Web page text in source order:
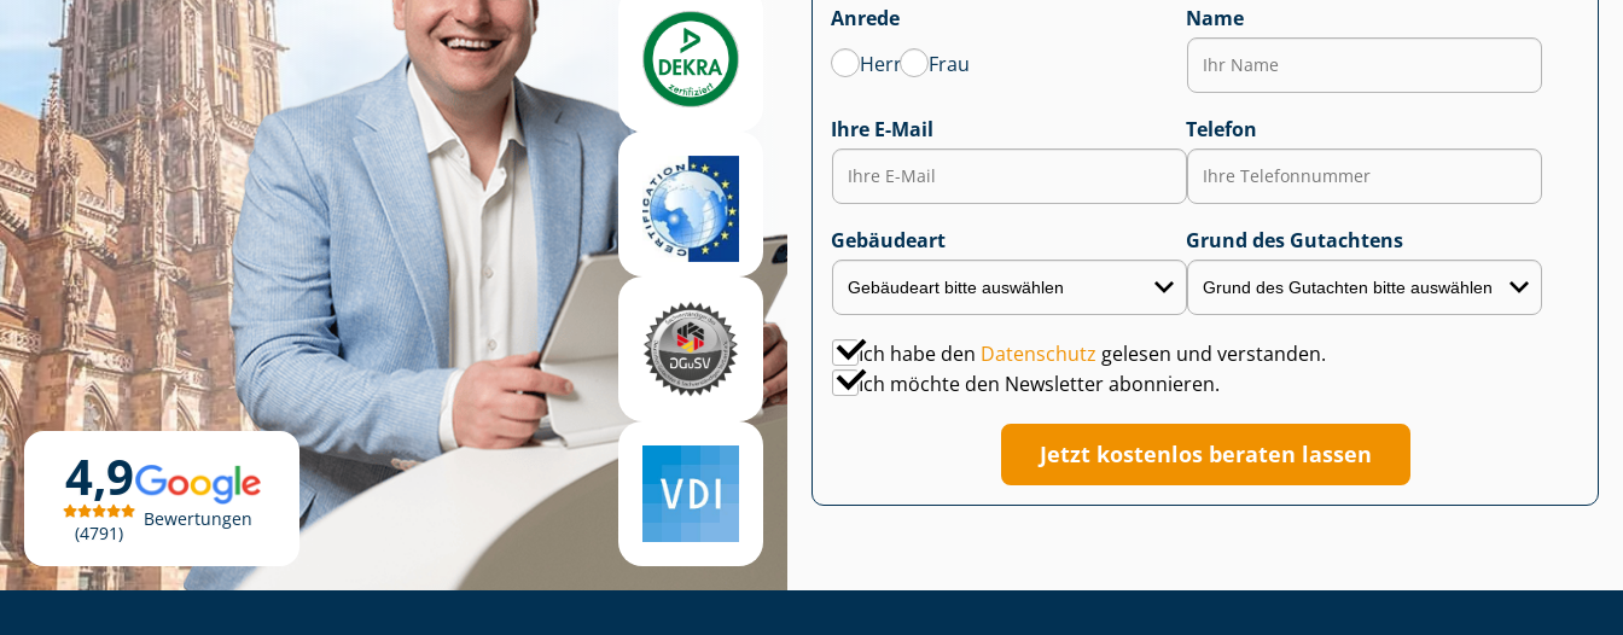
4,9
4791
Bewertungen
Anrede
Herr
Frau
Name
Ihre E-Mail Telefon
Gebäudeart Grund des Gutachtens
Ich habe den Datenschutz gelesen und verstanden.
Ich möchte den Newsletter abonnieren.
Jetzt kostenlos beraten lassen